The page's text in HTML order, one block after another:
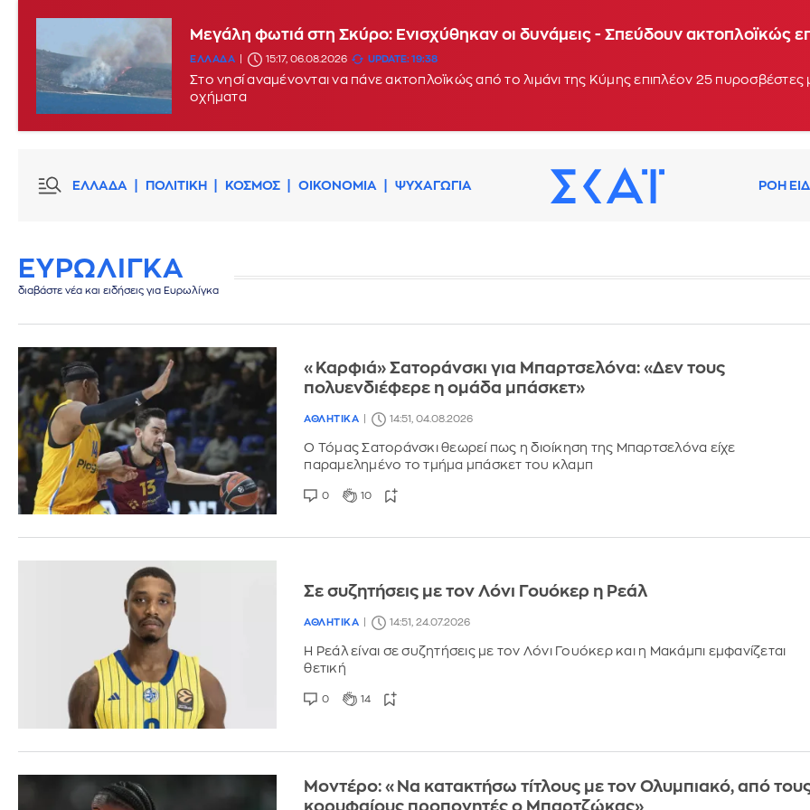
Μεγάλη φωτιά στη Σκύρο: Ενισχύθηκαν οι δυνάμεις - Σπεύδουν ακτοπλοϊκώς
ΕΛΛΑΔΑ 15:17, 06.08.2026 UPDATE: 19:38
Στο νησί αναμένονται να πάνε ακτοπλοϊκώς από το λιμάνι της Κύμης επιπλέον 25
οχήματα
ΕΛΛΑΔΑ ΠΟΛΙΤΙΚΗ ΚΟΣΜΟΣ ΟΙΚΟΝΟΜΙΑ ΨΥΧΑΓΩΓΙΑ ΡΟΗ
ΕΥΡΩΛΙΓΚΑ
διαβάστε νέα και ειδήσεις για Ευρωλίγκα
«Καρφιά» Σατοράνσκι για Μπαρτσελόνα: «Δεν τους
πολυενδιέφερε η ομάδα μπάσκετ»
ΑΘΛΗΤΙΚΑ 14:51, 04.08.2026
Ο Τόμας Σατοράνσκι θεωρεί πως η διοίκηση της Μπαρτσελόνα είχε
παραμελημένο το τμήμα μπάσκετ του κλαμπ
0 10
Σε συζητήσεις με τον Λόνι Γουόκερ η Ρεάλ
ΑΘΛΗΤΙΚΑ 14:51, 24.07.2026
Η Ρεάλ είναι σε συζητήσεις με τον Λόνι Γουόκερ και η Μακάμπι εμφανίζεται
θετική
0 14
Μοντέρο: «Να κατακτήσω τίτλους με τον Ολυμπιακό, από
κορυφαίους προπονητές ο Μπαρτζώκας»